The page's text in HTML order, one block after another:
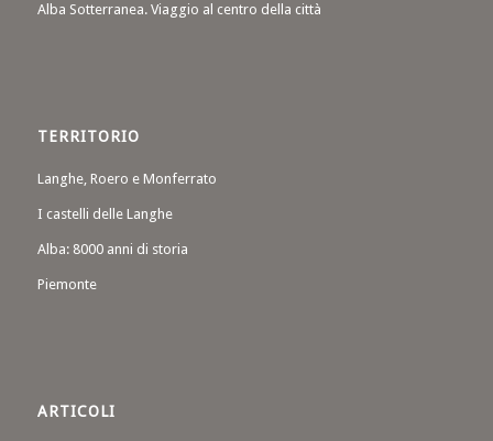
Alba Sotterranea. Viaggio al centro della città
TERRITORIO
Langhe, Roero e Monferrato
I castelli delle Langhe
Alba: 8000 anni di storia
Piemonte
ARTICOLI